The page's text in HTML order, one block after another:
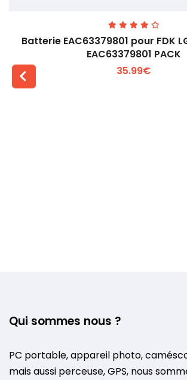
Batterie EAC63379801 pour FDK
EAC63379801 PACK
35.99€
Qui sommes nous ?
PC portable, appareil photo,
mais aussi perceuse, GPS, nous